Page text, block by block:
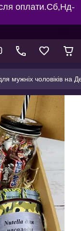
оплати.Сб,Нд-
мужніх чоловіків на